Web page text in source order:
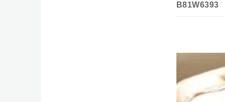
B81W6393